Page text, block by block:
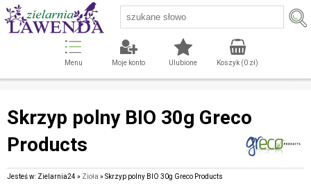
Menu Moje konto Ulubione Koszyk (0zł)
Skrzyp polny BIO 30g Greco
Products
Jesteś w: Zielarnia24 » Zioła » Skrzyp polny BIO 30g Greco Products